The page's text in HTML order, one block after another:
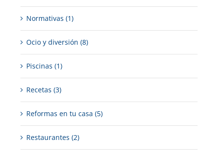
Normativas (1)
Ocio y diversión (8)
Piscinas (1)
Recetas (3)
Reformas en tu casa (5)
Restaurantes (2)